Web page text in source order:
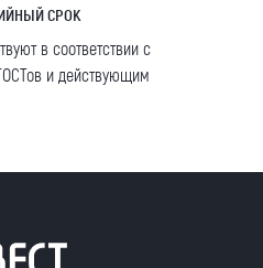
СРОК
в соответствии с
и действующим